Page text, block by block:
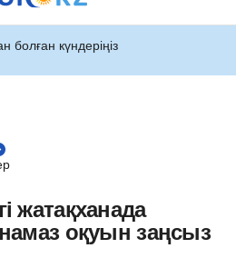
болған күндеріңіз
жатақханада
намаз оқуын заңсыз